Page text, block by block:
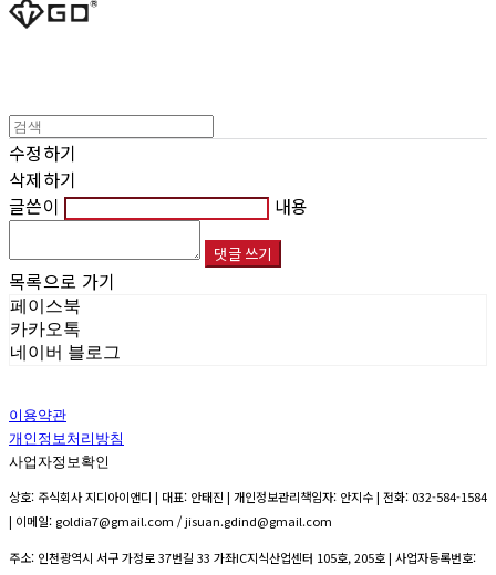
수정하기
삭제하기
글쓴이
내용
댓글 쓰기
목록으로 가기
페이스북
카카오톡
네이버 블로그
이용약관
개인정보처리방침
사업자정보확인
상호: 주식회사 지디아이앤디 | 대표: 안태진 | 개인정보관리책임자: 안지수 | 전화: 032-584-1584
| 이메일: goldia7@gmail.com / jisuan.gdind@gmail.com
주소: 인천광역시 서구 가정로 37번길 33 가좌IC지식산업센터 105호, 205호 | 사업자등록번호: